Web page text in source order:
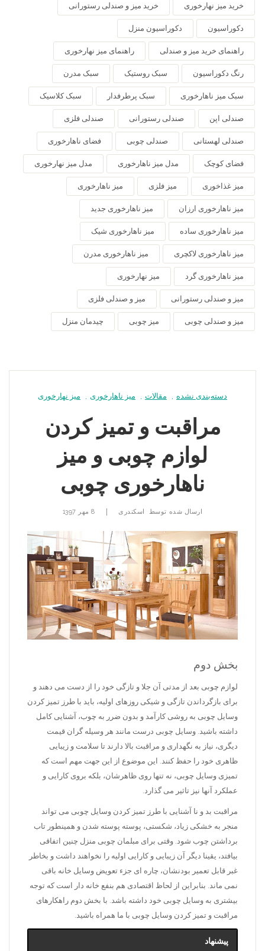
خرید میز نهارخوری خرید میز و صندلی رستورانی
دکوراسیون دکوراسیون منزل
راهنمای خرید میز و صندلی راهنمای میز نهارخوری
رنگ دکوراسیون سبک روستیک سبک مدرن
سبک میز ناهارخوری سبک پرطرفدار سبک کلاسیک
صندلی اپن صندلی رستورانی صندلی فلزی
صندلی لهستانی صندلی چوبی فضای ناهارخوری
فضای کوچک مدل میز ناهارخوری مدل میز نهارخوری
میز غذاخوری میز فلزی میز ناهارخوری
میز ناهارخوری ارزان میز ناهارخوری جدید
میز ناهارخوری ساده میز ناهارخوری شیک
میز ناهارخوری لاکچری میز ناهارخوری مدرن
میز ناهارخوری گرد میز نهارخوری
میز و صندلی رستورانی میز و صندلی فلزی
میز و صندلی چوبی میز چوبی چیدمان منزل
دسته‌بندی نشده مقالات میز ناهارخوری میز نهارخوری
مراقبت و تمیز کردن
لوازم چوبی و میز
ناهارخوری چوبی
ارسال شده توسط اسکندری 8 مهر 1397
بخش دوم
لوازم چوبی بعد از مدتی آن جلا و تازگی خود را از دست می دهند و
برای بازگرداندن تازگی و شیکی روزهای اولیه، باید با طرز تمیز کردن
وسایل چوبی به روشی کارآمد و بدون ضرر به چوب، آشنایی کامل
داشته باشید. وسایل چوبی درست مانند هر وسیله گران قیمت
دیگری، نیاز به نگهداری و مراقبت بالا دارند تا سلامت و زیبایی
ظاهری خود را حفظ کنند. این موضوع از این جهت مهم است که
تمیزی وسایل چوبی، نه تنها روی ظاهرشان، بلکه بروی کارایی و
عملکرد آنها نیز تاثیر می گذارد.
مراقبت بد و نا آشنایی با طرز تمیز کردن وسایل چوبی می تواند
منجر به خشکی زیاد، شکستی، پوسته پوسته شدن و همینطور تاب
برداشتن چوب شود. وقتی برای مبلمان چوبی منزل چنین اتفاقی
بیافتد، یقینا دیگر آن زیبایی و کارایی اولیه را نخواهند داشت و بخاطر
غبر قابل تعمیر بودنشان، چاره ای جزء تعویض وسایل خانه باقی
نمی ماند. بنابراین از لحاظ اقتصادی هم بنفع خانه دار است که توجه
بیشتری به وسایل چوبی خود داشته باشد. با بخش دوم راهکارهای
مراقبت و تمیز کردن وسایل چوبی با ما همراه باشید.
پیشنهاد